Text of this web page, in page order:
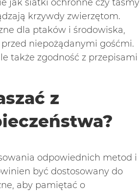
jak siatki ochronne czy taśmy
krzywdy zwierzętom.
dla ptaków i środowiska,
niepożądanymi gośćmi.
także zgodność z przepisami
z
odpowiednich metod i
być dostosowany do
aby pamiętać o